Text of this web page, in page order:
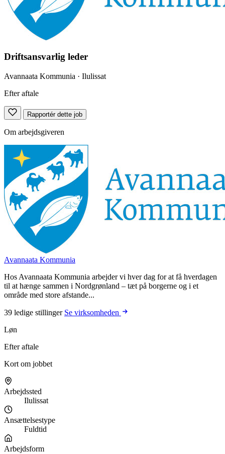
Driftsansvarlig leder
Avannaata Kommunia · Ilulissat
Efter aftale
Rapportér dette job
Om arbejdsgiveren
Avannaata Kommunia
Hos Avannaata Kommunia arbejder vi hver dag for at få hverdagen
til at hænge sammen i Nordgrønland – tæt på borgerne og i et
område med store afstande...
39 ledige stillinger Se virksomheden
Løn
Efter aftale
Kort om jobbet
Arbejdssted
Ilulissat
Ansættelsestype
Fuldtid
Arbejdsform